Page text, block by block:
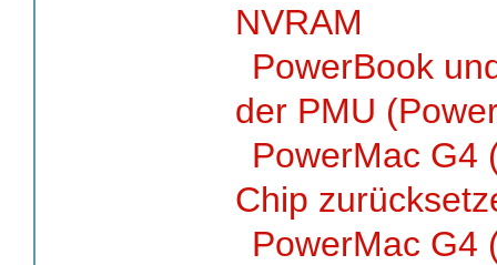
NVRAM
PowerBook
der PMU
PowerMac G4
Chip
PowerMac G4